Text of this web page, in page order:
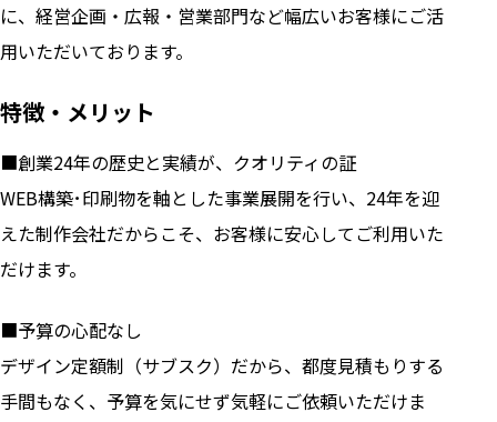
に、経営企画・広報・営業部門など幅広いお客様にご活
用いただいております。
特徴・メリット
■創業24年の歴史と実績が、クオリティの証
WEB構築･印刷物を軸とした事業展開を行い、24年を迎
えた制作会社だからこそ、お客様に安心してご利用いた
だけます。
■予算の心配なし
デザイン定額制（サブスク）だから、都度見積もりする
手間もなく、予算を気にせず気軽にご依頼いただけま